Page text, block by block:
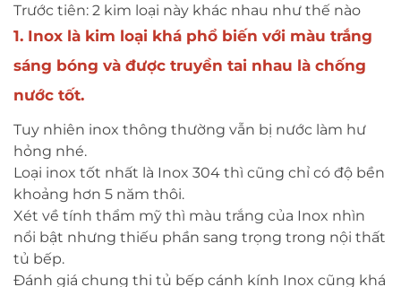
Trước tiên: 2 kim loại này khác nhau như thế nào
1. Inox là kim loại khá phổ biến với màu trắng
sáng bóng và được truyền tai nhau là chống
nước tốt.
Tuy nhiên inox thông thường vẫn bị nước làm hư
hỏng nhé.
Loại inox tốt nhất là Inox 304 thì cũng chỉ có độ bền
khoảng hơn 5 năm thôi.
Xét về tính thẩm mỹ thì màu trắng của Inox nhìn
nổi bật nhưng thiếu phần sang trọng trong nội thất
tủ bếp.
Đánh giá chung thi tủ bếp cánh kính Inox cũng khá